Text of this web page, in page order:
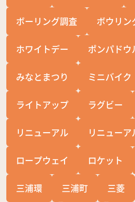
ボーリング調査 ボウリン
ホワイトデー ポンパドウ
みなとまつり ミニバイク
ライトアップ ラグビー
リニューアル リニュー
ロープウェイ ロケット
三浦環 三浦町 三菱